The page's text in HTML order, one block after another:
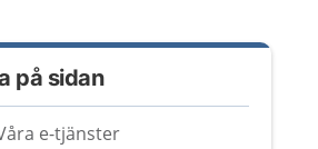
på sidan
e-tjänster